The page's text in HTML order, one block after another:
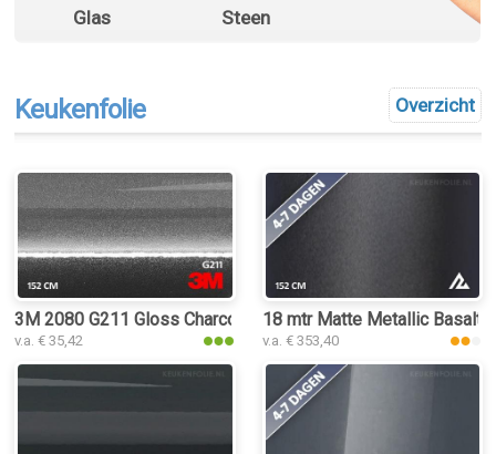
Glas Steen
Overzicht
Keukenfolie
3M 2080 G211 Gloss Charcoal Metallic
v.a. € 35,42
18 mtr Matte Metallic Basalt
v.a. € 353,40